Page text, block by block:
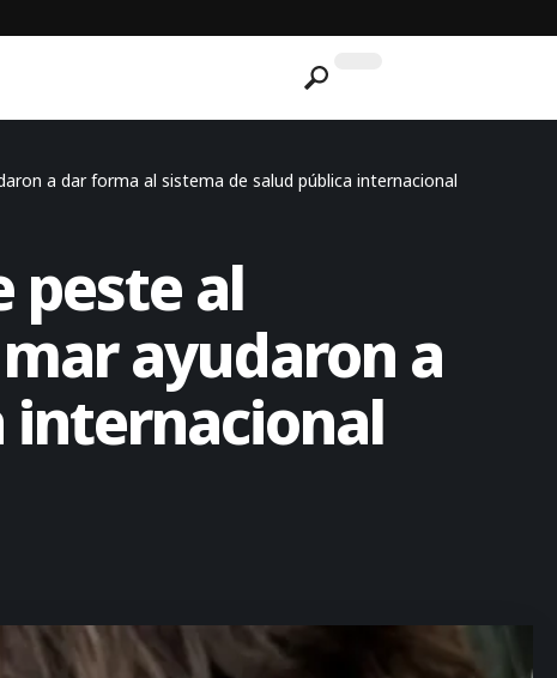
a dar forma al sistema de salud pública internacional
peste al
ayudaron a
internacional